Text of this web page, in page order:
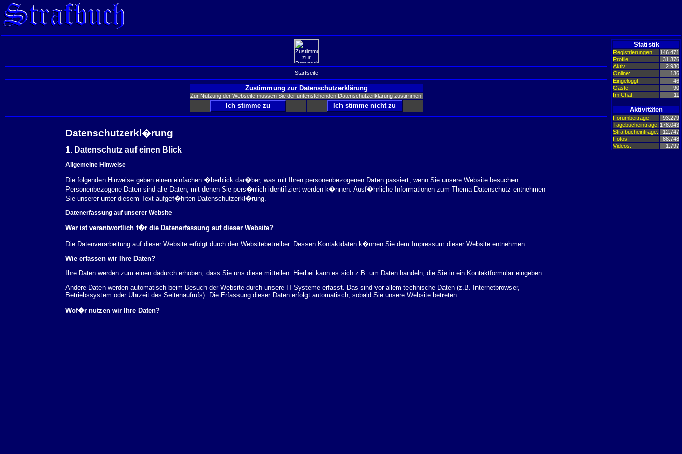
Startseite
Zustimmung zur Datenschutzerklärung
Zur Nutzung der Webseite müssen Sie der untenstehenden Datenschutzerklärung zustimmen.
Datenschutzerkl�rung
1. Datenschutz auf einen Blick
Allgemeine Hinweise
Die folgenden Hinweise geben einen einfachen �berblick dar�ber, was mit Ihren personenbezogenen Daten passiert, wenn Sie unsere Website besuchen.
Personenbezogene Daten sind alle Daten, mit denen Sie pers�nlich identifiziert werden k�nnen. Ausf�hrliche Informationen zum Thema Datenschutz entnehmen
Sie unserer unter diesem Text aufgef�hrten Datenschutzerkl�rung.
Datenerfassung auf unserer Website
Wer ist verantwortlich f�r die Datenerfassung auf dieser Website?
Die Datenverarbeitung auf dieser Website erfolgt durch den Websitebetreiber. Dessen Kontaktdaten k�nnen Sie dem Impressum dieser Website entnehmen.
Wie erfassen wir Ihre Daten?
Ihre Daten werden zum einen dadurch erhoben, dass Sie uns diese mitteilen. Hierbei kann es sich z.B. um Daten handeln, die Sie in ein Kontaktformular eingeben.
Andere Daten werden automatisch beim Besuch der Website durch unsere IT-Systeme erfasst. Das sind vor allem technische Daten (z.B. Internetbrowser,
Betriebssystem oder Uhrzeit des Seitenaufrufs). Die Erfassung dieser Daten erfolgt automatisch, sobald Sie unsere Website betreten.
Wof�r nutzen wir Ihre Daten?
Statistik
Registrierungen:
146.471
Profile:
31.376
Aktiv:
2.930
Online:
136
Eingeloggt:
46
Gäste:
90
Im Chat:
11
Aktivitäten
Forumbeiträge:
93.279
Tagebucheinträge: 178.043
Strafbucheinträge:
12.747
Fotos:
88.748
Videos:
1.797